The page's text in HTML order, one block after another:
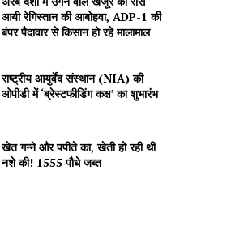
आयी रेगिस्तान की आबोहवा, ADP-1 की
बंपर पैदावार से किसान हो रहे मालामाल
राष्ट्रीय आयुर्वेद संस्थान (NIA) की
ओपीडी में ‘ब्रेस्टफीडिंग कक्ष’ का शुभारंभ
खेत गन्ने और पपीते का, खेती हो रही थी
नशे की! 1555 पौधे जब्त